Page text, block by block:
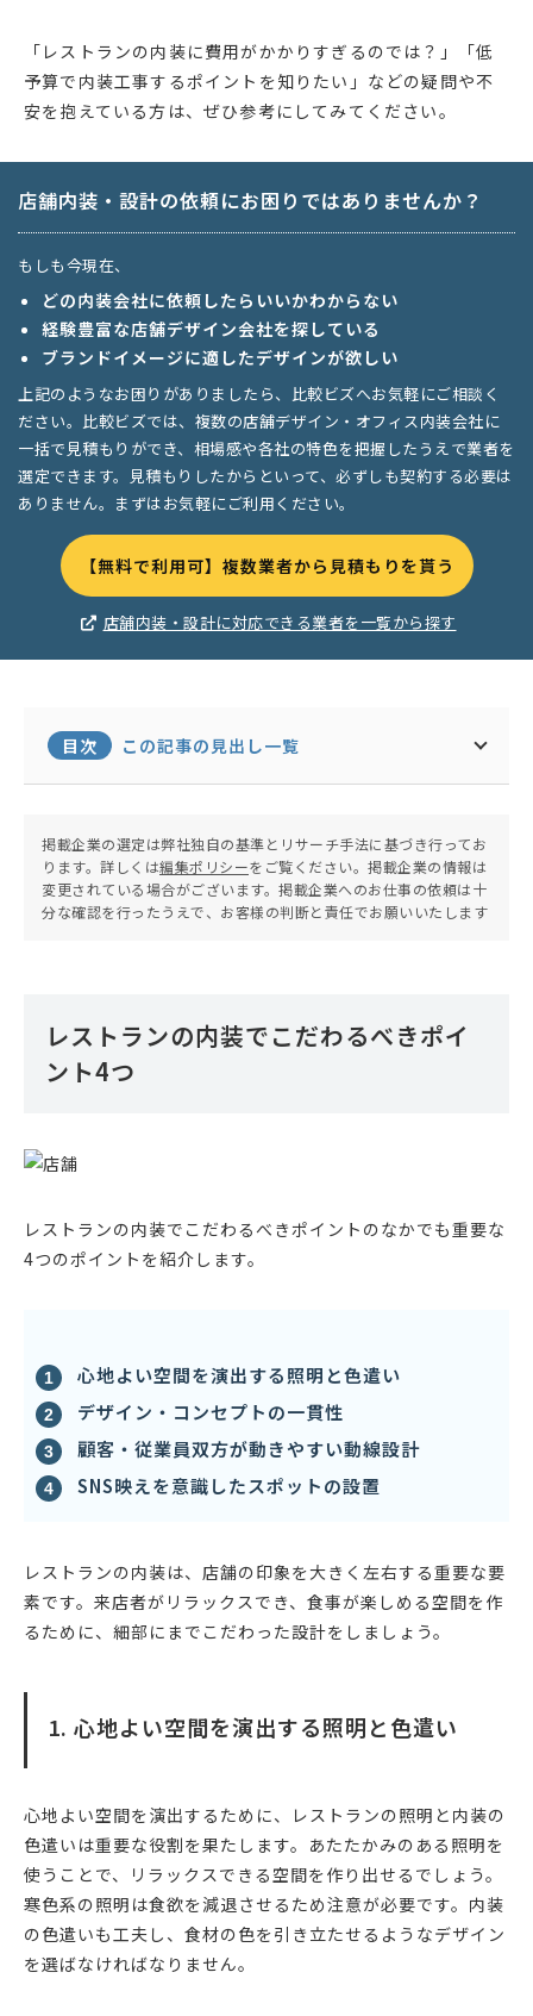
「レストランの内装に費用がかかりすぎるのでは？」「低
予算で内装工事するポイントを知りたい」などの疑問や不
安を抱えている方は、ぜひ参考にしてみてください。
店舗内装・設計の依頼にお困りではありませんか？
もしも今現在、
どの内装会社に依頼したらいいかわからない
経験豊富な店舗デザイン会社を探している
ブランドイメージに適したデザインが欲しい
上記のようなお困りがありましたら、比較ビズへお気軽にご相談く
ださい。比較ビズでは、複数の店舗デザイン・オフィス内装会社に
一括で見積もりができ、相場感や各社の特色を把握したうえで業者を
選定できます。見積もりしたからといって、必ずしも契約する必要は
ありません。まずはお気軽にご利用ください。
【無料で利用可】複数業者から見積もりを貰う
店舗内装・設計に対応できる業者を一覧から探す
目次 この記事の見出し一覧
掲載企業の選定は弊社独自の基準とリサーチ手法に基づき行ってお
ります。詳しくは編集ポリシーをご覧ください。掲載企業の情報は
変更されている場合がございます。掲載企業へのお仕事の依頼は十
分な確認を行ったうえで、お客様の判断と責任でお願いいたします
レストランの内装でこだわるべきポイ
ント4つ
レストランの内装でこだわるべきポイントのなかでも重要な
4つのポイントを紹介します。
心地よい空間を演出する照明と色遣い
デザイン・コンセプトの一貫性
顧客・従業員双方が動きやすい動線設計
SNS映えを意識したスポットの設置
レストランの内装は、店舗の印象を大きく左右する重要な要
素です。来店者がリラックスでき、食事が楽しめる空間を作
るために、細部にまでこだわった設計をしましょう。
1. 心地よい空間を演出する照明と色遣い
心地よい空間を演出するために、レストランの照明と内装の
色遣いは重要な役割を果たします。あたたかみのある照明を
使うことで、リラックスできる空間を作り出せるでしょう。
寒色系の照明は食欲を減退させるため注意が必要です。内装
の色遣いも工夫し、食材の色を引き立たせるようなデザイン
を選ばなければなりません。